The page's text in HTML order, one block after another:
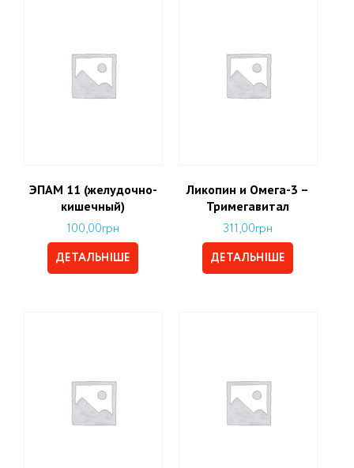
ЭПАМ 11 (желудочно-
кишечный)
100,00грн
ДЕТАЛЬНІШЕ
Ликопин и Омега-3 –
Тримегавитал
311,00грн
ДЕТАЛЬНІШЕ